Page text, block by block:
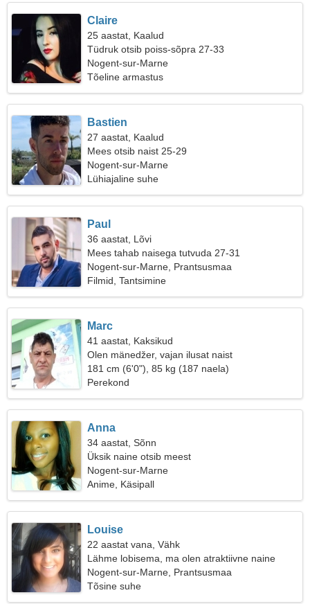
Claire
25 aastat, Kaalud
Tüdruk otsib poiss-sõpra 27-33
Nogent-sur-Marne
Tõeline armastus
Bastien
27 aastat, Kaalud
Mees otsib naist 25-29
Nogent-sur-Marne
Lühiajaline suhe
Paul
36 aastat, Lõvi
Mees tahab naisega tutvuda 27-31
Nogent-sur-Marne, Prantsusmaa
Filmid, Tantsimine
Marc
41 aastat, Kaksikud
Olen mänedžer, vajan ilusat naist
181 cm (6'0"), 85 kg (187 naela)
Perekond
Anna
34 aastat, Sõnn
Üksik naine otsib meest
Nogent-sur-Marne
Anime, Käsipall
Louise
22 aastat vana, Vähk
Lähme lobisema, ma olen atraktiivne naine
Nogent-sur-Marne, Prantsusmaa
Tõsine suhe